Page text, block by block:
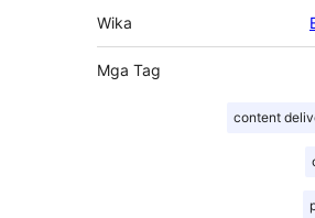
Wika
Mga Tag
content